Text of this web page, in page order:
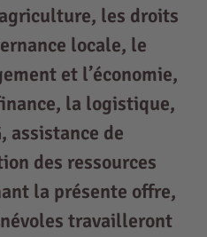
les droits
locale, le
et l’économie,
la logistique,
assistance de
des ressources
la présente offre,
travailleront